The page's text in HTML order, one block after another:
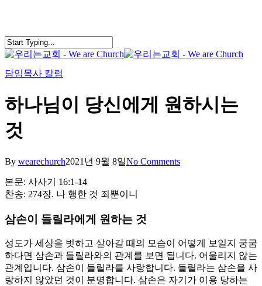
content
담임목사 칼럼
하나님이 당신에게 원하시는
것
By wearechurch2021년 9월 8일No Comments
본문: 사사기 16:1-14
찬송: 274장. 나 행한 것 죄뿐이니
삼손이 들릴라에게 원하는 것
성도가 세상을 벗하고 살아갈 때의 모습이 어떻게 보일지 궁굼
하다면 삼손과 들릴라와의 관계를 보면 됩니다. 어울리지 않는
관계입니다. 삼손이 들릴라를 사랑합니다. 들릴라는 삼손을 사
랑하지 않았던 것이 분명합니다. 삼손은 자기가 이용 당하는